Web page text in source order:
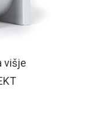
višje